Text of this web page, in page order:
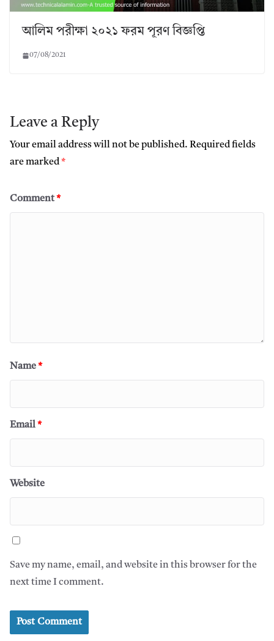
আলিম পরীক্ষা ২০২১ ফরম পূরণ বিজ্ঞপ্তি
07/08/2021
Leave a Reply
Your email address will not be published. Required fields
are marked*
Comment*
Name*
Email*
Website
Save my name, email, and website in this browser for the
next time I comment.